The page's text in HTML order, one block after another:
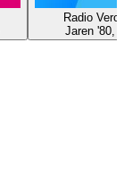
Radio
Jaren '80,